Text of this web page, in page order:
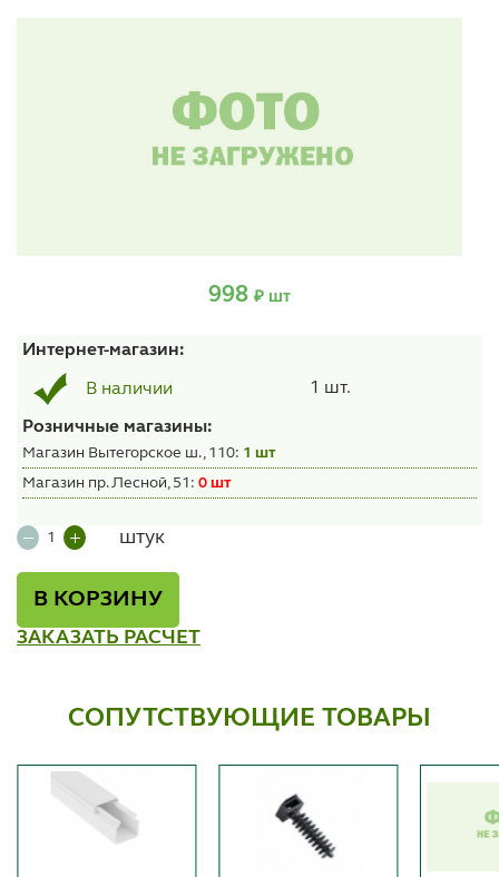
998 ₽ шт
Интернет-магазин:
В наличии 1 шт.
Розничные магазины:
Магазин Вытегорское ш., 110: 1 шт
Магазин пр. Лесной, 51: 0 шт
штук
В КОРЗИНУ
ЗАКАЗАТЬ РАСЧЕТ
СОПУТСТВУЮЩИЕ ТОВАРЫ